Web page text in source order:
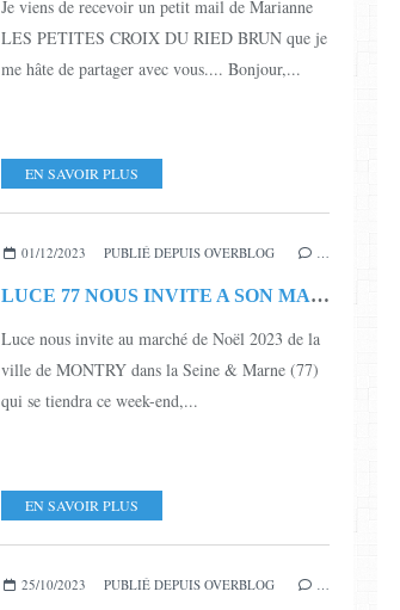
Je viens de recevoir un petit mail de Marianne
LES PETITES CROIX DU RIED BRUN que je
me hâte de partager avec vous.... Bonjour,...
EN SAVOIR PLUS
01/12/2023 PUBLIÉ DEPUIS OVERBLOG
LUCE 77 NOUS INVITE A SON MARCHE DE NOËL
Luce nous invite au marché de Noël 2023 de la
ville de MONTRY dans la Seine & Marne (77)
qui se tiendra ce week-end,...
EN SAVOIR PLUS
25/10/2023 PUBLIÉ DEPUIS OVERBLOG